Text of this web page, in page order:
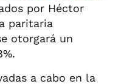
por Héctor
paritaria
otorgará un
a cabo en la